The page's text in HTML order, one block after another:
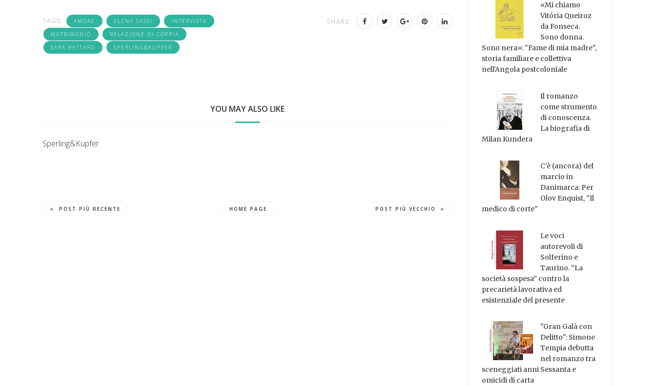
TAGS: AMORE ELENA SASSI
INTERVISTA
MATRIMONIO
RELAZIONE DI COPPIA
SARA RATTARO
SPERLING&KUPFER
SHARE:
YOU MAY ALSO LIKE
Sperling&Kupfer
POST PIÙ RECENTE HOME PAGE POST PIÙ VECCHIO
«Mi chiamo
Vitória Queiroz
da Fonseca.
Sono donna.
Sono nera»: "Fame di mia madre",
storia familiare e collettiva
nell'Angola postcoloniale
Il romanzo
come strumento
di conoscenza.
La biografia di
Milan Kundera
C'è (ancora) del
marcio in
Danimarca: Per
Olov Enquist, "Il
medico di corte"
Le voci
autorevoli di
Solferino e
Taurino. “La
società sospesa” contro la
precarietà lavorativa ed
esistenziale del presente
"Gran Galà con
Delitto": Simone
Tempia debutta
nel romanzo tra
sceneggiati anni Sessanta e
omicidi di carta